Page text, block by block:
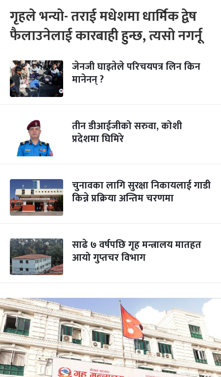
गृहले भन्यो- तराई मधेशमा धार्मिक द्वेष
फैलाउनेलाई कारबाही हुन्छ, त्यसो नगर्नू
जेनजी घाइतेले परिचयपत्र लिन किन
मानेनन् ?
तीन डीआईजीको सरुवा, कोशी
प्रदेशमा घिमिरे
चुनावका लागि सुरक्षा निकायलाई गाडी
किन्ने प्रक्रिया अन्तिम चरणमा
साढे ७ वर्षपछि‍ गृह मन्त्रालय मातहत
आयो गुप्तचर विभाग